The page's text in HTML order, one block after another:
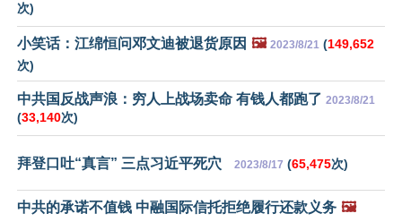
次)
小笑话：江绵恒问邓文迪被退货原因 🖼️ 2023/8/21 (149,652
次)
中共国反战声浪：穷人上战场卖命 有钱人都跑了 2023/8/21
(33,140次)
拜登口吐“真言” 三点习近平死穴 2023/8/17 (65,475次)
中共的承诺不值钱 中融国际信托拒绝履行还款义务 🖼️